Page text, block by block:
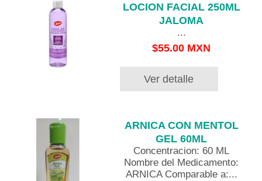
LOCION FACIAL 250ML
JALOMA
...
$55.00 MXN
Ver detalle
ARNICA CON MENTOL
GEL 60ML
Concentracion: 60 ML
Nombre del Medicamento:
ARNICA Comparable a:...